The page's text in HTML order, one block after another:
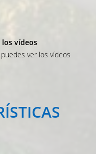
vídeos
ver los vídeos